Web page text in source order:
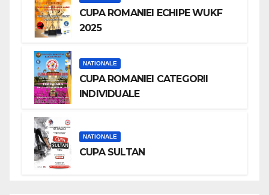
CUPA ROMANIEI ECHIPE WUKF
2025
NATIONALE
CUPA ROMANIEI CATEGORII
INDIVIDUALE
NATIONALE
CUPA SULTAN